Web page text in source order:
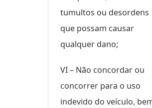
tumultos ou desordens
que possam causar
qualquer dano;
VI – Não concordar ou
concorrer para o uso
indevido do veículo,